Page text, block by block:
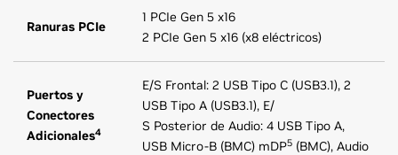
Ranuras PCIe
1 PCIe Gen 5 x16
2 PCIe Gen 5 x16 (x8 eléctricos)
Puertos y
Conectores
Adicionales4
E/S Frontal: 2 USB Tipo C (USB3.1), 2
USB Tipo A (USB3.1), E/
S Posterior de Audio: 4 USB Tipo A,
USB Micro-B (BMC) mDP5 (BMC), Audio